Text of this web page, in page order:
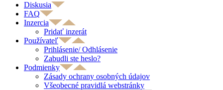
Diskusia
FAQ
Inzercia
Pridať inzerát
Používateľ
Prihlásenie/ Odhlásenie
Zabudli ste heslo?
Podmienky
Zásady ochrany osobných údajov
Všeobecné pravidlá webstránky